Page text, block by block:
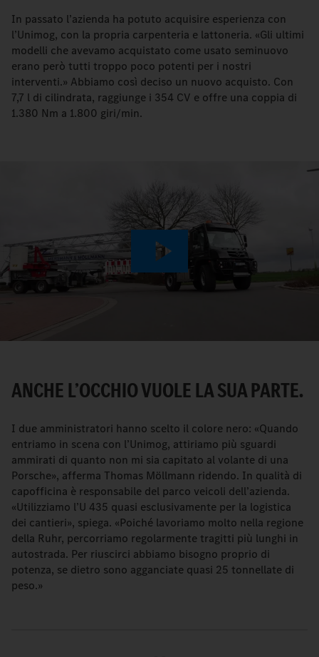
In passato l’azienda ha potuto acquisire esperienza con
l’Unimog, con la propria carpenteria e lattoneria. «Gli ultimi
modelli che avevamo acquistato come usato seminuovo
erano però tutti troppo poco potenti per i nostri
interventi.» Abbiamo così deciso un nuovo acquisto. Con
7,7 l di cilindrata, raggiunge i 354 CV e offre una coppia di
1.380 Nm a 1.800 giri/min.
Play
Video
ANCHE L’OCCHIO VUOLE LA SUA PARTE.
I due amministratori hanno scelto il colore nero: «Quando
entriamo in scena con l’Unimog, attiriamo più sguardi
ammirati di quanto non mi sia capitato al volante di una
Porsche», afferma Thomas Möllmann ridendo. In qualità di
capofficina è responsabile del parco veicoli dell’azienda.
«Utilizziamo l’U 435 quasi esclusivamente per la logistica
dei cantieri», spiega. «Poiché lavoriamo molto nella regione
della Ruhr, percorriamo regolarmente tragitti più lunghi in
autostrada. Per riuscirci abbiamo bisogno proprio di
potenza, se dietro sono agganciate quasi 25 tonnellate di
peso.»